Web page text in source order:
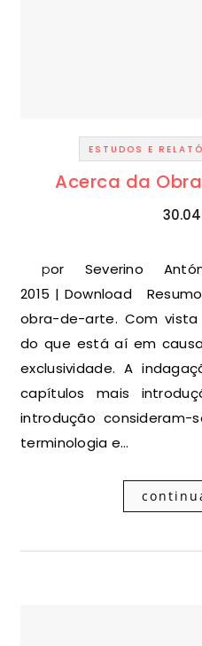
ESTUDOS E
Acerca da
por Severino António Ribeiro Pereira |
2015 | Download
obra-de-arte. Com
do que está aí em
exclusividade. A
capítulos mais
introdução consideram-
terminologia e…